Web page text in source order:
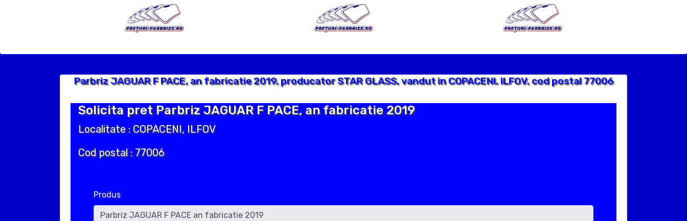
Parbriz JAGUAR F PACE, an fabricatie 2019, producator STAR GLASS, vandut in COPACENI, ILFOV, cod postal 77006
Solicita pret Parbriz JAGUAR F PACE, an fabricatie 2019
Localitate : COPACENI, ILFOV
Cod postal : 77006
Produs